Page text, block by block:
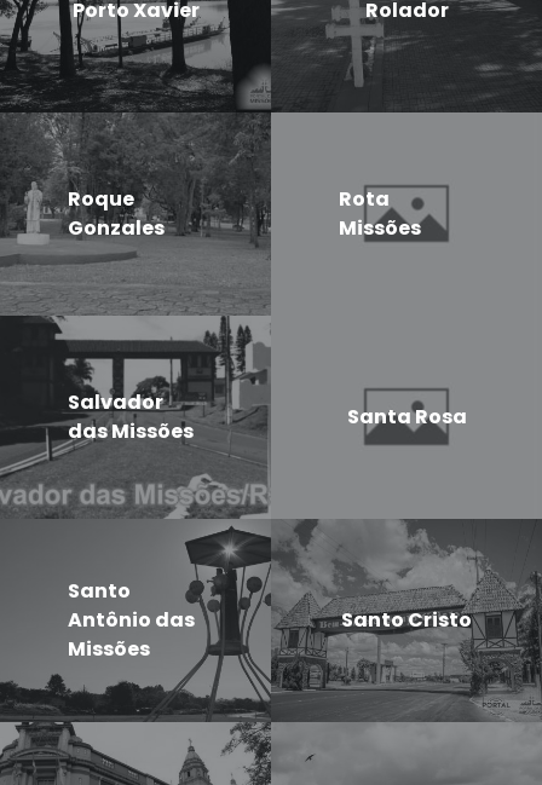
Porto Xavier Rolador
Roque
Gonzales
Rota
Missões
Salvador
das Missões
Santa Rosa
Santo
Antônio das
Missões
Santo Cristo